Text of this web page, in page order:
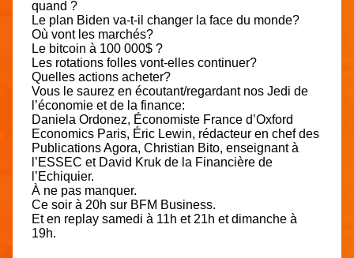
quand ?
Le plan Biden va-t-il changer la face du monde?
Où vont les marchés?
Le bitcoin à 100 000$ ?
Les rotations folles vont-elles continuer?
Quelles actions acheter?
Vous le saurez en écoutant/regardant nos Jedi de
l’économie et de la finance:
Daniela Ordonez, Économiste France d’Oxford
Economics Paris, Éric Lewin, rédacteur en chef des
Publications Agora, Christian Bito, enseignant à
l’ESSEC et David Kruk de la Financière de
l’Echiquier.
À ne pas manquer.
Ce soir à 20h sur BFM Business.
Et en replay samedi à 11h et 21h et dimanche à
19h.